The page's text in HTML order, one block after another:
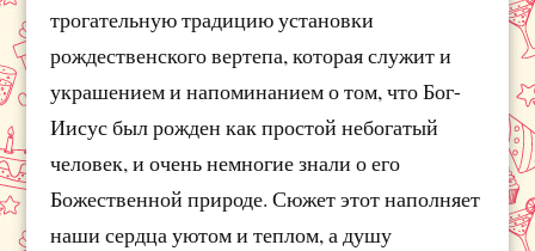
трогательную традицию установки
рождественского вертепа, которая служит и
украшением и напоминанием о том, что Бог-
Иисус был рожден как простой небогатый
человек, и очень немногие знали о его
Божественной природе. Сюжет этот наполняет
наши сердца уютом и теплом, а душу